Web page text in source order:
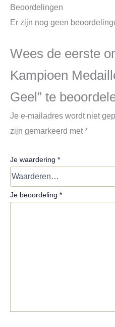
Beoordelingen
Er zijn nog geen
Wees de eerste
Kampioen
Geel” te
Je e-mailadres wordt niet
zijn gemarkeerd met*
Je waardering *
Je beoordeling *